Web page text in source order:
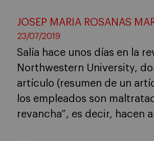
JOSEP MARIA ROSANAS
23/07/2019
Salía hace unos días en la
Northwestern University,
artículo (resumen de un
los empleados son
revancha”, es decir, hacen